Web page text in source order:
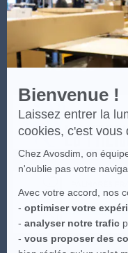
sur
Axeptio
Bienvenue !
Laissez entrer la
cookies, c'est vous
Chez Avosdim, on
n'oublie pas votre
Avec votre accord, nos
- optimiser votre
- analyser notre trafic
- vous proposer des